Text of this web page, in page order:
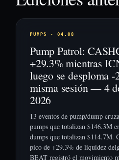
PUMPS · 04.08
Pump Patrol:
+29.3% mientras
luego se desploma
misma sesión — 4
2026
13 eventos de pump/dump
pumps que totalizan $146.3M
dumps que totalizan $114.7M.
pico de +29.3% de liquidez
BEAT registró el movimiento